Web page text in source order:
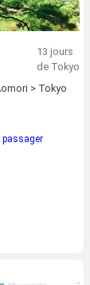
13 jours
de Tokyo
> Tokyo
passager